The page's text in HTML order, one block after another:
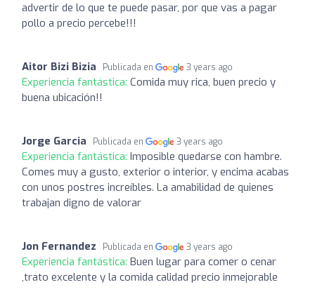
advertir de lo que te puede pasar, por que vas a pagar
pollo a precio percebe!!!
Aitor Bizi Bizia Publicada en 3 years ago
Experiencia fantástica: Comida muy rica, buen precio y
buena ubicación!!
Jorge Garcia Publicada en 3 years ago
Experiencia fantástica: Imposible quedarse con hambre.
Comes muy a gusto, exterior o interior, y encima acabas
con unos postres increíbles. La amabilidad de quienes
trabajan digno de valorar
Jon Fernandez Publicada en 3 years ago
Experiencia fantástica: Buen lugar para comer o cenar
,trato excelente y la comida calidad precio inmejorable